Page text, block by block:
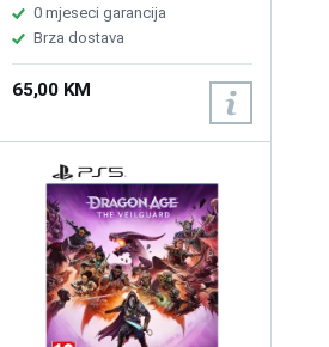
0 mjeseci garancija
Brza dostava
65,00 KM